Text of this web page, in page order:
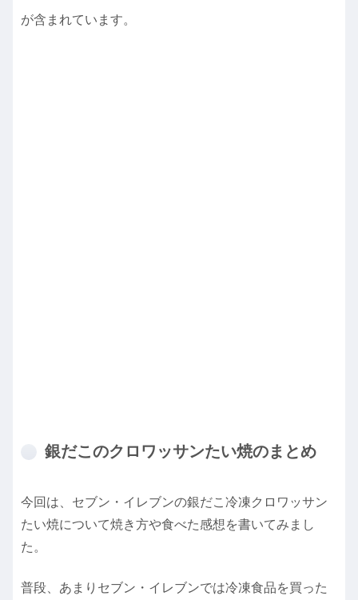
が含まれています。
銀だこのクロワッサンたい焼のまとめ
今回は、セブン・イレブンの銀だこ冷凍クロワッサン
たい焼について焼き方や食べた感想を書いてみまし
た。
普段、あまりセブン・イレブンでは冷凍食品を買った